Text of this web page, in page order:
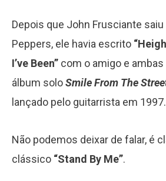
Depois que John Frusciante saiu
Peppers, ele havia escrito
I’ve Been” com o amigo e
álbum soloSmile From The
lançado pelo guitarrista em 1997.
Não podemos deixar de falar, é
clássico “Stand By Me”.